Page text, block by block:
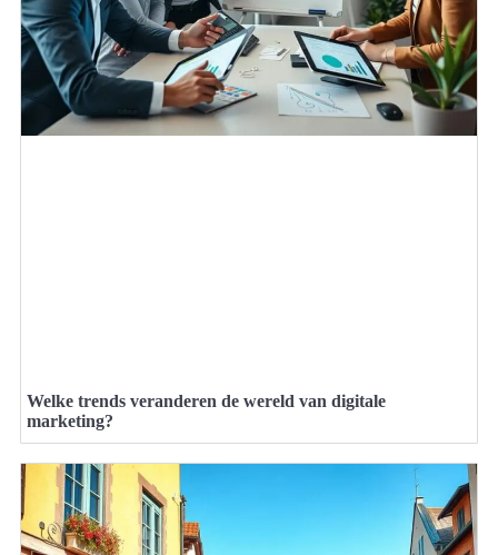
Welke trends veranderen de wereld van digitale
marketing?